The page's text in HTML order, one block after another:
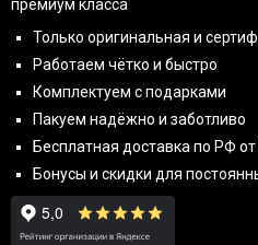
премиум класса
Только оригинальная и
Работаем чётко и быстро
Комплектуем с подарками
Пакуем надёжно и заботливо
Бесплатная доставка по РФ от
Бонусы и скидки для